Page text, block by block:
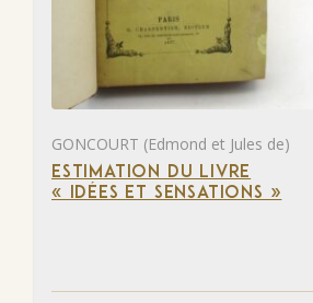
GONCOURT (Edmond et Jules de)
ESTIMATION DU LIVRE
« IDÉES ET SENSATIONS »